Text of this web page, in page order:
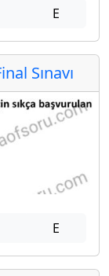
E
Sınavı
E